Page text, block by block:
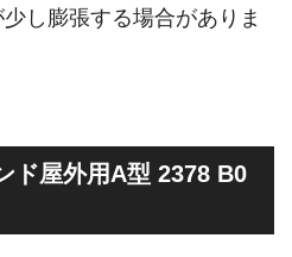
し膨張する場合がありま
ド屋外用A型 2378 B0